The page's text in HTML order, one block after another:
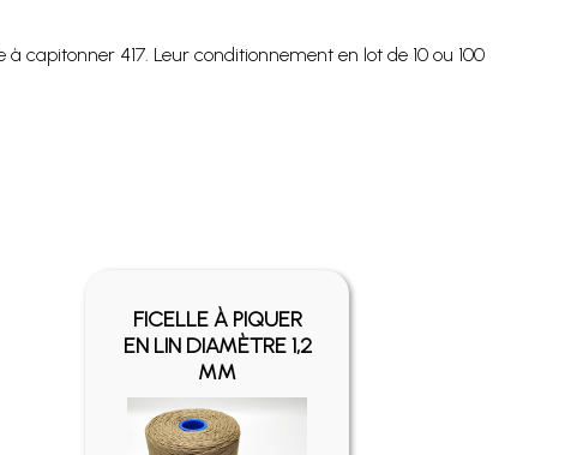
capitonner 417. Leur conditionnement en lot de 10 ou 100
FICELLE À PIQUER
EN LIN DIAMÈTRE 1,2
MM